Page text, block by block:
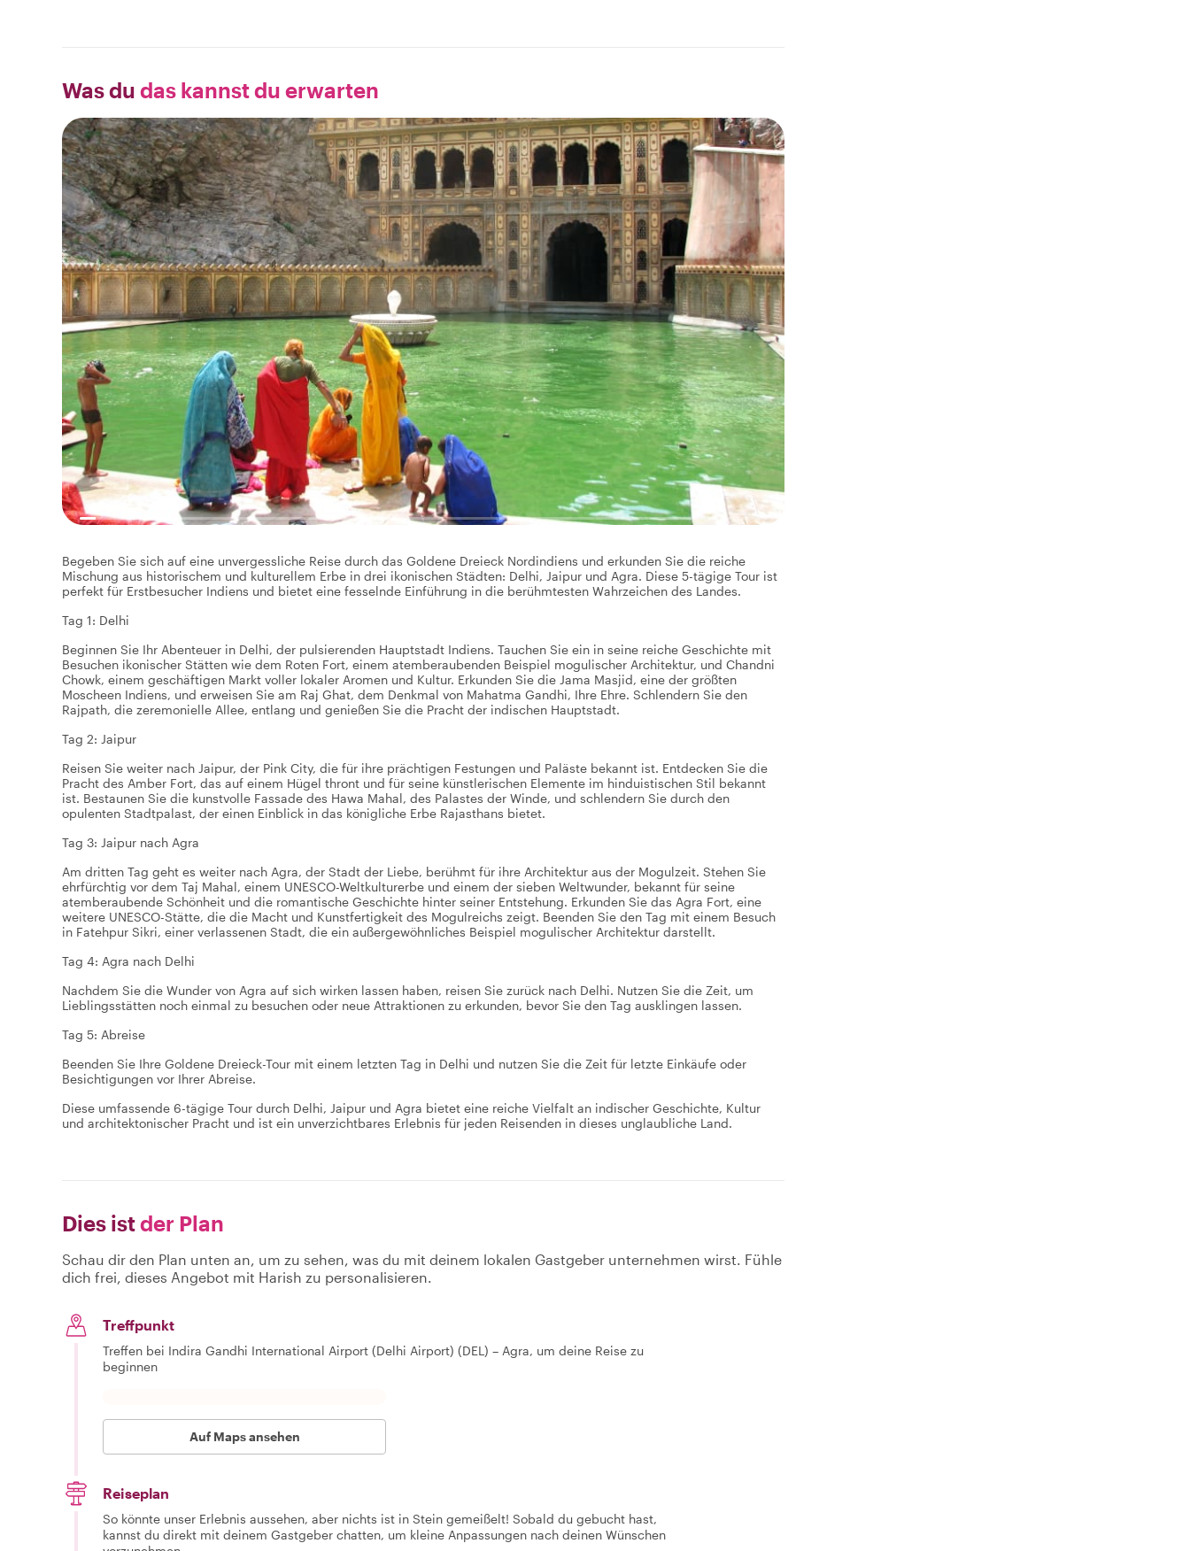
Was du das kannst du erwarten
Begeben Sie sich auf eine unvergessliche Reise durch das Goldene Dreieck Nordindiens und erkunden Sie die reiche
Mischung aus historischem und kulturellem Erbe in drei ikonischen Städten: Delhi, Jaipur und Agra. Diese 5-tägige Tour ist
perfekt für Erstbesucher Indiens und bietet eine fesselnde Einführung in die berühmtesten Wahrzeichen des Landes.
Tag 1: Delhi
Beginnen Sie Ihr Abenteuer in Delhi, der pulsierenden Hauptstadt Indiens. Tauchen Sie ein in seine reiche Geschichte mit
Besuchen ikonischer Stätten wie dem Roten Fort, einem atemberaubenden Beispiel mogulischer Architektur, und Chandni
Chowk, einem geschäftigen Markt voller lokaler Aromen und Kultur. Erkunden Sie die Jama Masjid, eine der größten
Moscheen Indiens, und erweisen Sie am Raj Ghat, dem Denkmal von Mahatma Gandhi, Ihre Ehre. Schlendern Sie den
Rajpath, die zeremonielle Allee, entlang und genießen Sie die Pracht der indischen Hauptstadt.
Tag 2: Jaipur
Reisen Sie weiter nach Jaipur, der Pink City, die für ihre prächtigen Festungen und Paläste bekannt ist. Entdecken Sie die
Pracht des Amber Fort, das auf einem Hügel thront und für seine künstlerischen Elemente im hinduistischen Stil bekannt
ist. Bestaunen Sie die kunstvolle Fassade des Hawa Mahal, des Palastes der Winde, und schlendern Sie durch den
opulenten Stadtpalast, der einen Einblick in das königliche Erbe Rajasthans bietet.
Tag 3: Jaipur nach Agra
Am dritten Tag geht es weiter nach Agra, der Stadt der Liebe, berühmt für ihre Architektur aus der Mogulzeit. Stehen Sie
ehrfürchtig vor dem Taj Mahal, einem UNESCO-Weltkulturerbe und einem der sieben Weltwunder, bekannt für seine
atemberaubende Schönheit und die romantische Geschichte hinter seiner Entstehung. Erkunden Sie das Agra Fort, eine
weitere UNESCO-Stätte, die die Macht und Kunstfertigkeit des Mogulreichs zeigt. Beenden Sie den Tag mit einem Besuch
in Fatehpur Sikri, einer verlassenen Stadt, die ein außergewöhnliches Beispiel mogulischer Architektur darstellt.
Tag 4: Agra nach Delhi
Nachdem Sie die Wunder von Agra auf sich wirken lassen haben, reisen Sie zurück nach Delhi. Nutzen Sie die Zeit, um
Lieblingsstätten noch einmal zu besuchen oder neue Attraktionen zu erkunden, bevor Sie den Tag ausklingen lassen.
Tag 5: Abreise
Beenden Sie Ihre Goldene Dreieck-Tour mit einem letzten Tag in Delhi und nutzen Sie die Zeit für letzte Einkäufe oder
Besichtigungen vor Ihrer Abreise.
Diese umfassende 6-tägige Tour durch Delhi, Jaipur und Agra bietet eine reiche Vielfalt an indischer Geschichte, Kultur
und architektonischer Pracht und ist ein unverzichtbares Erlebnis für jeden Reisenden in dieses unglaubliche Land.
Dies istder Plan
Schau dir den Plan unten an, um zu sehen, was du mit deinem lokalen Gastgeber unternehmen wirst. Fühle
dich frei, dieses Angebot mit Harish zu personalisieren.
Treffpunkt
Treffen bei Indira Gandhi International Airport (Delhi Airport) (DEL) – Agra, um deine Reise zu
beginnen
Auf Maps ansehen
Reiseplan
So könnte unser Erlebnis aussehen, aber nichts ist in Stein gemeißelt! Sobald du gebucht hast,
kannst du direkt mit deinem Gastgeber chatten, um kleine Anpassungen nach deinen Wünschen